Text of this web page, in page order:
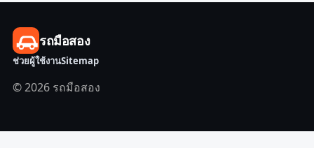
รถมือสอง
ช่วยผู้ใช้งานSitemap
© 2026 รถมือสอง